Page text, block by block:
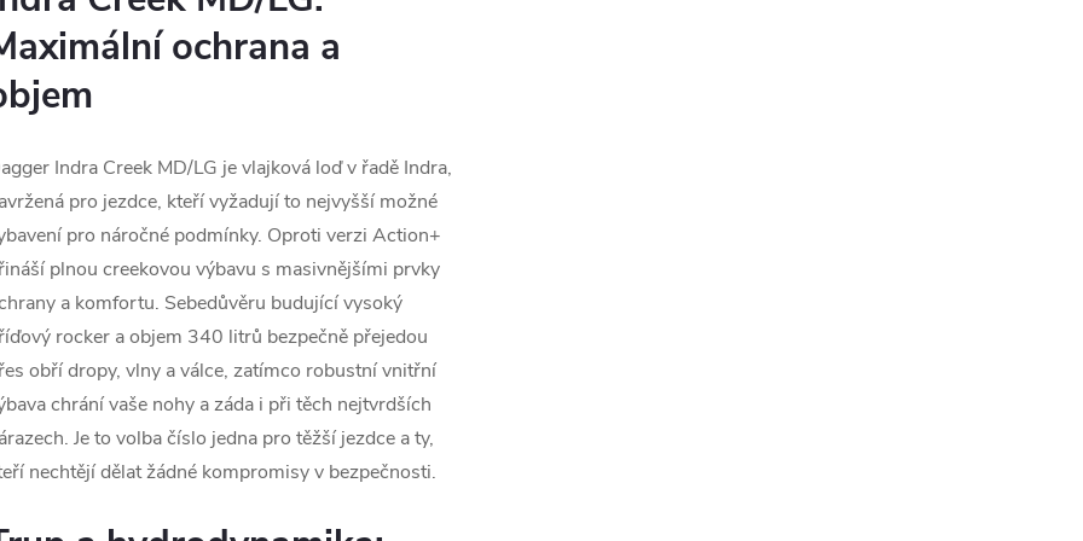
ochrana a
Indra Creek MD/LG je vlajková loď v řadě Indra,
pro jezdce, kteří vyžadují to nejvyšší možné
pro náročné podmínky. Oproti verzi Action+
plnou creekovou výbavu s masivnějšími prvky
a komfortu. Sebedůvěru budující vysoký
rocker a objem 340 litrů bezpečně přejedou
obří dropy, vlny a válce, zatímco robustní vnitřní
chrání vaše nohy a záda i při těch nejtvrdších
Je to volba číslo jedna pro těžší jezdce a ty,
nechtějí dělat žádné kompromisy v bezpečnosti.